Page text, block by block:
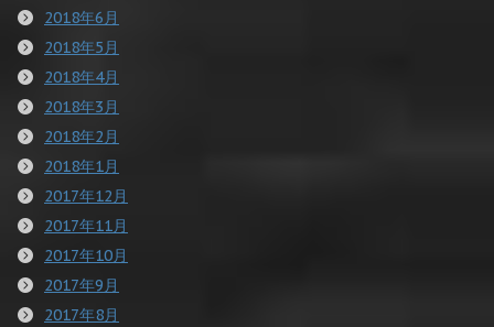
2018年6月
2018年5月
2018年4月
2018年3月
2018年2月
2018年1月
2017年12月
2017年11月
2017年10月
2017年9月
2017年8月